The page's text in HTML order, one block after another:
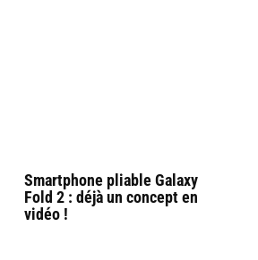
Smartphone pliable Galaxy
Fold 2 : déjà un concept en
vidéo !